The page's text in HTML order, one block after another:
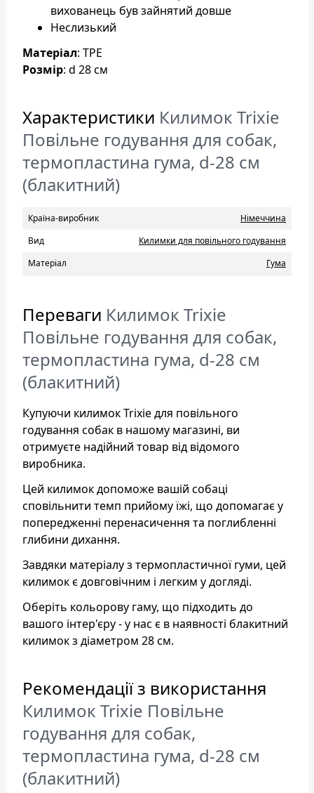
вихованець був зайнятий довше
Неслизький
Матеріал: TPE
Розмір: d 28 cм
Характеристики Килимок Trixie
Повільне годування для собак,
термопластина гума, d-28 см
(блакитний)
Країна-виробник
Нiмеччина
Вид
Килимки для повільного годування
Матеріал
Гума
Переваги Килимок Trixie
Повільне годування для собак,
термопластина гума, d-28 см
(блакитний)
Купуючи килимок Trixie для повільного
годування собак в нашому магазині, ви
отримуєте надійний товар від відомого
виробника.
Цей килимок допоможе вашій собаці
сповільнити темп прийому їжі, що допомагає у
попередженні перенасичення та поглибленні
глибини дихання.
Завдяки матеріалу з термопластичної гуми, цей
килимок є довговічним і легким у догляді.
Оберіть кольорову гаму, що підходить до
вашого інтер'єру - у нас є в наявності блакитний
килимок з діаметром 28 см.
Рекомендації з використання
Килимок Trixie Повільне
годування для собак,
термопластина гума, d-28 см
(блакитний)